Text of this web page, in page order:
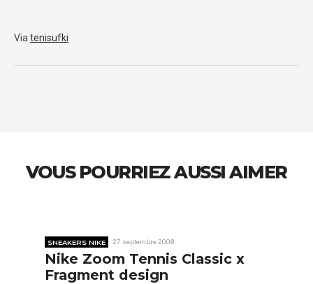
Viatenisufki
VOUS POURRIEZ AUSSI AIMER
SNEAKERS NIKE 27 septembre 2008
Nike Zoom Tennis Classic x
Fragment design